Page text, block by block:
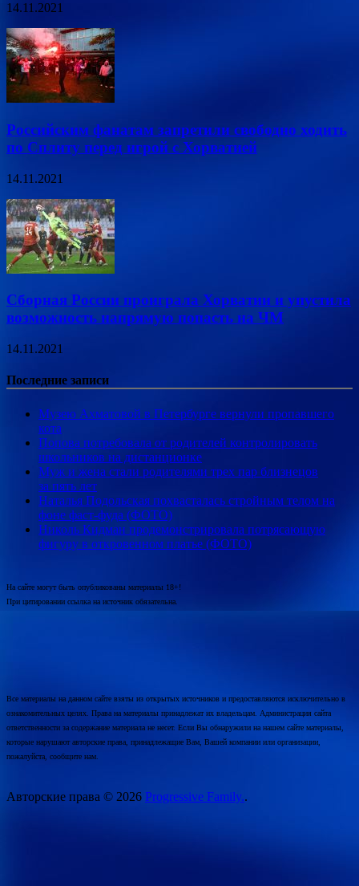
14.11.2021
Российским фанатам запретили свободно ходить
по Сплиту перед игрой с Хорватией
14.11.2021
Сборная России проиграла Хорватии и упустила
возможность напрямую попасть на ЧМ
14.11.2021
Последние записи
Музею Ахматовой в Петербурге вернули пропавшего
кота
Попова потребовала от родителей контролировать
школьников на дистанционке
Муж и жена стали родителями трех пар близнецов
за пять лет
Наталья Подольская похвасталась стройным телом на
фоне фаст-фуда (ФОТО)
Николь Кидман продемонстрировала потрясающую
фигуру в откровенном платье (ФОТО)
На сайте могут быть опубликованы материалы 18+!
При цитировании ссылка на источник обязательна.
Все материалы на данном сайте взяты из открытых источников и предоставляются исключительно в
ознакомительных целях. Права на материалы принадлежат их владельцам. Администрация сайта
ответственности за содержание материала не несет. Если Вы обнаружили на нашем сайте материалы,
которые нарушают авторские права, принадлежащие Вам, Вашей компании или организации,
пожалуйста, сообщите нам.
Авторские права © 2026 Progressive Family..